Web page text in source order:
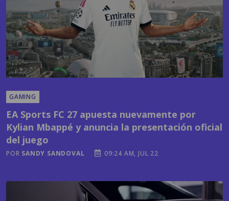
GAMING
Kylian Mbappé y anuncia la presentación oficial
del juego
PORSANDY SANDOVAL 09:24 AM, JUL 22